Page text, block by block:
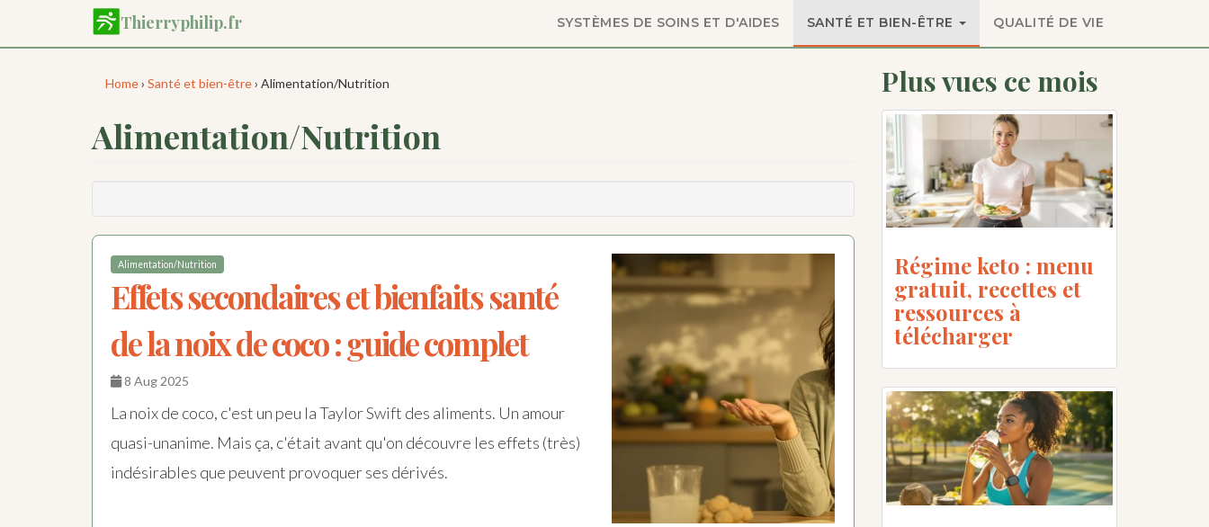
contenu
Thierryphilip.fr SYSTÈMES DE SOINS ET D'AIDES SANTÉ ET BIEN-ÊTRE QUALITÉ DE VIE
Home› Santé et bien-être› Alimentation/Nutrition
Alimentation/Nutrition
Alimentation/Nutrition
Effets secondaires et bienfaits santé
de la noix de coco : guide complet
8 Aug 2025
La noix de coco, c'est un peu la Taylor Swift des aliments. Un amour
quasi-unanime. Mais ça, c'était avant qu'on découvre les effets (très)
indésirables que peuvent provoquer ses dérivés.
Plus vues ce mois
Régime keto : menu
gratuit, recettes et
ressources à
télécharger